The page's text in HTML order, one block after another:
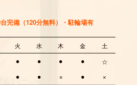
完備（120分無料）・駐輪場有
火 水 木 金 土
⚫︎ ⚫︎ ⚫︎ ⚫︎ ☆
⚫︎ ⚫︎ × ⚫︎ ×